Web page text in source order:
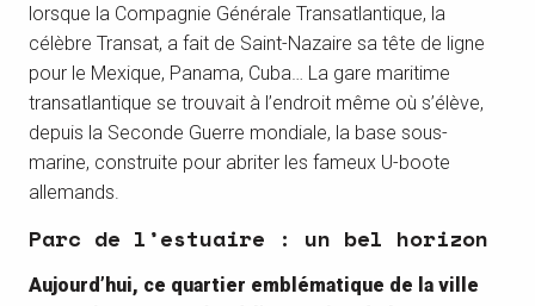
lorsque la Compagnie Générale Transatlantique, la
célèbre Transat, a fait de Saint-Nazaire sa tête de ligne
pour le Mexique, Panama, Cuba… La gare maritime
transatlantique se trouvait à l’endroit même où s’élève,
depuis la Seconde Guerre mondiale, la base sous-
marine, construite pour abriter les fameux U-boote
allemands.
Parc de l’estuaire : un bel horizon
Aujourd’hui, ce quartier emblématique de la ville